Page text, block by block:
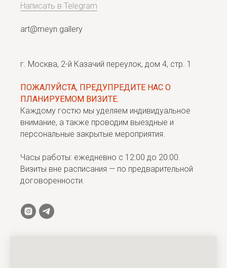
Написать в Telegram
art@meyn.gallery
г. Москва, 2-й Казачий переулок, дом 4, стр. 1
ПОЖАЛУЙСТА, ПРЕДУПРЕДИТЕ НАС О
ПЛАНИРУЕМОМ ВИЗИТЕ.
Каждому гостю мы уделяем индивидуальное
внимание, а также проводим выездные и
персональные закрытые мероприятия.
Часы работы: ежедневно с 12:00 до 20:00.
Визиты вне расписания — по предварительной
договоренности.